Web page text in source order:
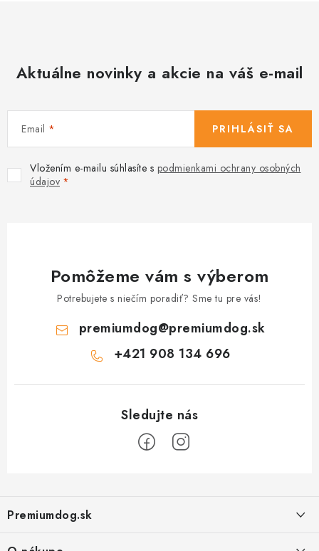
Aktuálne novinky a akcie na váš e-mail
Email
Vložením e-mailu súhlasíte s podmienkami ochrany osobných
údajov
PRIHLÁSIŤ SA
Pomôžeme vám s výberom
Potrebujete s niečím poradiť? Sme tu pre vás!
premiumdog@premiumdog.sk
+421 908 134 696
p
ä
Premiumdog.sk